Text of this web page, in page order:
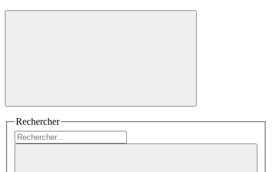
Rechercher